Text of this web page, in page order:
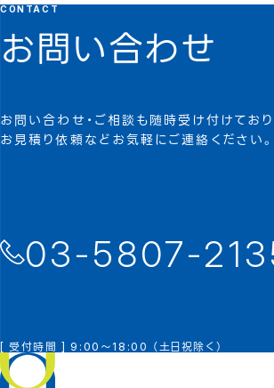
CONTACT
お問い合わせ
お問い合わせ・ご相談も随時受け付けており
お見積り依頼などお気軽にご連絡ください。
03-5807-
[ 受付時間 ] 9:00～18:00 （土日祝除く）